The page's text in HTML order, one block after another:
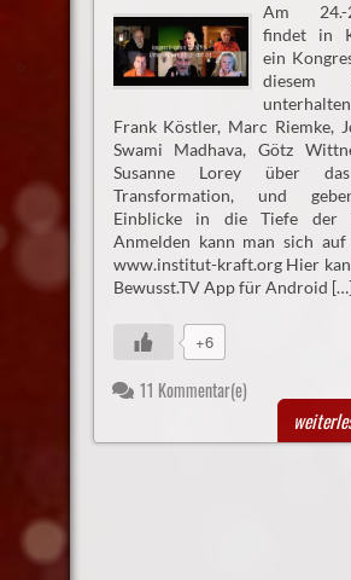
Am 24.-
findet in
ein
diesem
Frank Köstler, Marc Riemke,
Swami Madhava, Götz
Susanne Lorey über
Transformation, und
Einblicke in die Tiefe der
Anmelden kann man sich
www.institut-kraft.org Hier
Bewusst.TV App für Android
+6
11 Kommentar(e)